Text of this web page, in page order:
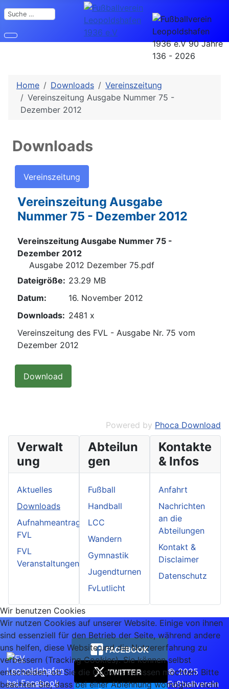
Suchen
Home Downloads
Vereinszeitung
Vereinszeitung Ausgabe Nummer 75 -
Dezember 2012
Downloads
Vereinszeitung
Vereinszeitung Ausgabe
Nummer 75 - Dezember 2012
Vereinszeitung Ausgabe Nummer 75 -
Dezember 2012
Ausgabe 2012 Dezember 75.pdf
Dateigröße: 23.29 MB
Datum:
16. November 2012
Downloads: 2481 x
Vereinszeitung des FVL - Ausgabe Nr. 75 vom
Dezember 2012
Powered by Phoca Download
Verwalt
ung
Aktuelles
Downloads
Aufnahmeantrag
FVL
FVL
Veranstaltungen
Abteilun
gen
Fußball
Handball
LCC
Wandern
Gymnastik
Jugendturnen
FvLutlicht
Kontakte
& Infos
Anfahrt
Nachrichten
an die
Abteilungen
Kontakt &
Disclaimer
Datenschutz
FACEBOOK
TWITTER
© 2025
Fußballverein
Wir benutzen Cookies
Wir nutzen Cookies auf unserer Website. Einige von ihnen
sind essenziell für den Betrieb der Seite, während andere
uns helfen, diese Website und die Nutzererfahrung zu
verbessern (Tracking Cookies). Sie können selbst
entscheiden, ob Sie die Cookies zulassen möchten. Bitte
beachten Sie, dass bei einer Ablehnung womöglich nicht